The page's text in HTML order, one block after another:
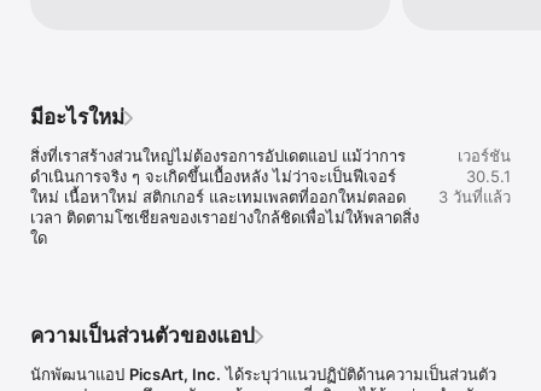
• AI Enhance เพิ่มคุณภาพรูปทันทีเพื่อการรีทัชภาพที่ดียิ่งขึ้น
ขั้นตอนตัดต่อ
• AI Replace แปลงภาพด้วยการสลับใบหน้า เปลี่ยนสีผม และแก้ไขเซลฟี่
• AI Retouch ปรับภาพพอร์ตเทรตด้วยการยกระดับผิว ใบหน้า และราย
ละเอียดขั้นสูงให้ผลลัพธ์รีทัชไร้ที่ติ
• AI Expand ขยายภาพให้เกินกรอบ
• อัปโหลดเซลฟี่เพื่อสร้างอวตาร AI แบบปรับแต่งในหลายสไตล์
• ค้นหาไอเดียใหม่ใน AI Playground และสร้างงานได้เร็วขึ้นด้วย Gen
AI Studio
มีอะไรใหม่
สิ่งที่เราสร้างส่วนใหญ่ไม่ต้องรอการอัปเดตแอป แม้ว่าการ
ดำเนินการจริง ๆ จะเกิดขึ้นเบื้องหลัง ไม่ว่าจะเป็นฟีเจอร์
ใหม่ เนื้อหาใหม่ สติกเกอร์ และเทมเพลตที่ออกใหม่ตลอด
เวลา ติดตามโซเชียลของเราอย่างใกล้ชิดเพื่อไม่ให้พลาดสิ่ง
ใด
เวอร์ชัน
30.5.1
3 วันที่แล้ว
ความเป็นส่วนตัวของแอป
นักพัฒนาแอป PicsArt, Inc. ได้ระบุว่าแนวปฏิบัติด้านความเป็นส่วนตัว